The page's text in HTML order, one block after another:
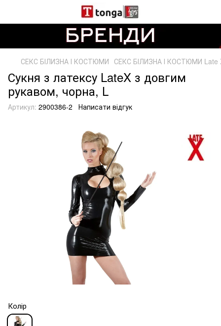
СЕКС БІЛИЗНА І КОСТЮМИ СЕКС БІЛИЗНА І КОСТЮМИ Late
Сукня з латексу LateX з довгим
рукавом, чорна, L
Артикул: 2900386-2 Написати відгук
Колір